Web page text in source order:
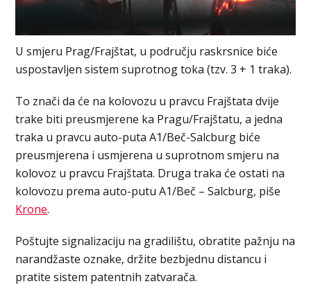
U smjeru Prag/Frajštat, u području raskrsnice biće
uspostavljen sistem suprotnog toka (tzv. 3 + 1 traka).
To znači da će na kolovozu u pravcu Frajštata dvije
trake biti preusmjerene ka Pragu/Frajštatu, a jedna
traka u pravcu auto-puta A1/Beč-Salcburg biće
preusmjerena i usmjerena u suprotnom smjeru na
kolovoz u pravcu Frajštata. Druga traka će ostati na
kolovozu prema auto-putu A1/Beč – Salcburg, piše
Krone.
Poštujte signalizaciju na gradilištu, obratite pažnju na
narandžaste oznake, držite bezbjednu distancu i
pratite sistem patentnih zatvarača.